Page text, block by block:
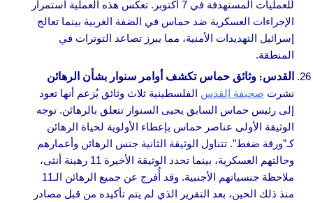
للعمليات المستهدفة في 7 أكتوبر. تعكس هذه العملية استمرار
الإجراءات العسكرية ضد حماس في الضفة الغربية بينما تعالج
إسرائيل التهديدات الأمنية، مما يبرز تصاعد التوترات في
المنطقة.
القدس: وثائق حماس تكشف أوامر سنوار بشأن الرهائن
نشرت صحيفة القدس الفلسطينية ثلاث وثائق يُزعم أنها تعود
إلى رئيس حماس السابق يحيى السنوار تتعلق بالرهائن. توجه
الوثيقة الأولى عناصر حماس بإعطاء الأولوية لحياة الرهائن
كـ”ورقة ضغط”. تتناول الوثيقة الثانية جنس الرهائن وأعمارهم
وحالتهم العسكرية، بينما تحدد الوثيقة الأخيرة 11 رهينة أنثى،
ملاحظة جنسياتهم الأجنبية. وقد أُفرج عن جميع الرهائن الـ11
منذ ذلك الحين، بعد التقرير الذي لم يتم تأكيده من قبل مصادر